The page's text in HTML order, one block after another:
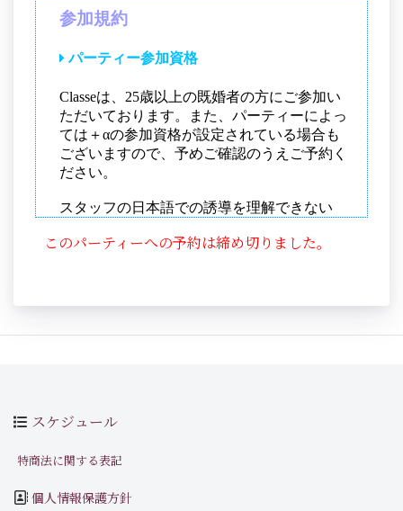
このパーティーへの予約は締め切りました。
スケジュール
特商法に関する表記
個人情報保護方針